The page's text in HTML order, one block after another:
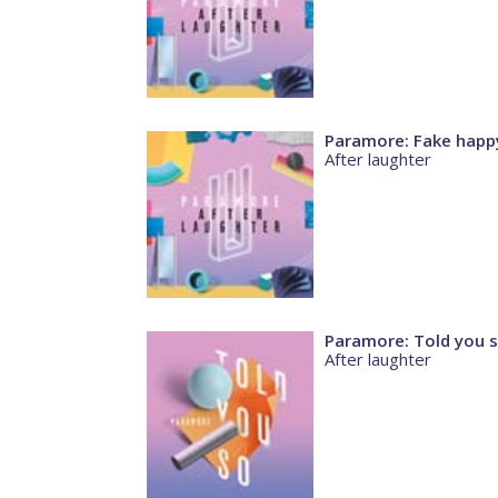
Paramore: Fake
After laughter
Paramore: Told you
After laughter